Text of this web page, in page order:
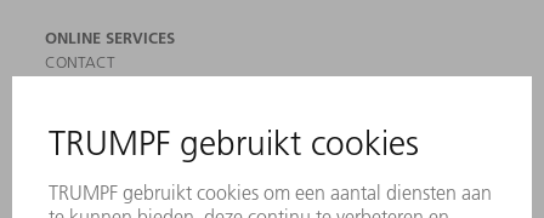
ONLINE SERVICES
CONTACT
AANMELDEN VOOR NIEUWSBRIEF
MYTRUMPF
VEILIGHEIDSGEGEVENSBLADEN
PRODUCTEN